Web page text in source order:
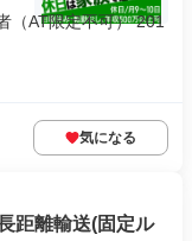
（AT限定不可） 201
気になる
距離輸送(固定ル